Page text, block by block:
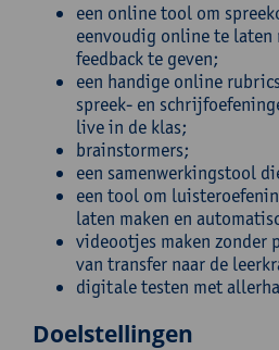
een online tool om
eenvoudig online te laten
feedback te geven;
een handige online
spreek- en
live in de klas;
brainstormers;
een samenwerkingstool
een tool om
laten maken en
videootjes maken zonder
van transfer naar de
digitale testen met
Doelstellingen